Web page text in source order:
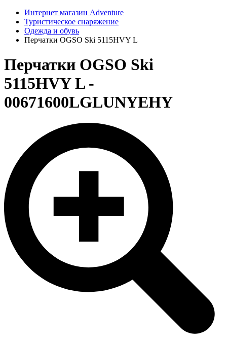
Интернет магазин Adventure
Туристическое снаряжение
Одежда и обувь
Перчатки OGSO Ski 5115HVY L
Перчатки OGSO Ski
5115HVY L -
00671600LGLUNYEHY